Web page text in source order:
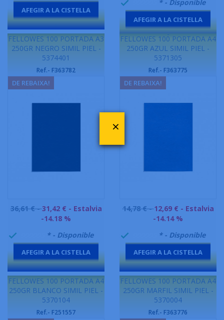
AFEGIR A LA CISTELLA
-
 * - Disponible
AFEGIR A LA CISTELLA
-
FELLOWES 100 PORTADA A3
250GR NEGRO SIMIL PIEL -
5374401
Ref.- F363782
DE REBAIXA!
Preu
36,61 € -31,42 € - Estalvia
-14.18 %
 * - Disponible
AFEGIR A LA CISTELLA
-
FELLOWES 100 PORTADA A4
250GR AZUL SIMIL PIEL -
5371305
Ref.- F363775
DE REBAIXA!
Preu
14,78 € -12,69 € - Estalvia
-14.14 %
 * - Disponible
AFEGIR A LA CISTELLA
-
FELLOWES 100 PORTADA A4
250GR BLANCO SIMIL PIEL -
5370104
Ref.- F251557
FELLOWES 100 PORTADA A4
250GR MARFIL SIMIL PIEL -
5370004
Ref.- F363776
×